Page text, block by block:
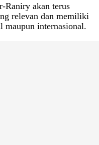
Raniry akan terus
relevan dan memiliki
maupun internasional.